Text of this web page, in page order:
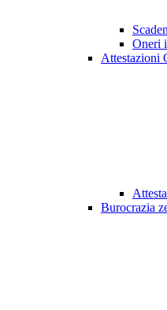
Oneri
Attestazioni
Burocrazia